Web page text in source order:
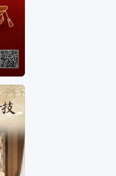
海报制作、
问题。
美的融合一体，为不同场景下的设
质的内容+、工具+、设计+的视觉营
同场景不同尺寸需求，让用户利用
方式，通过修改文字、添加图片等
便地生成行政办公海报、营销海报、
图片等设计物料，拥有商用无忧的
，让修图设计变得简单。美图秀秀是
品为一身的网站；图片编辑，可通
寸、滤镜光效、文字贴纸等素材，轻
；工具百宝箱，内含抠图、拼图、
具想你所想。